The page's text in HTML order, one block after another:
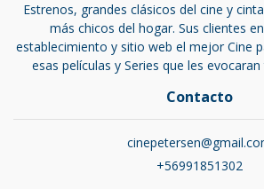
Estrenos, grandes clásicos del cine y
más chicos del hogar. Sus clientes
establecimiento y sitio web el mejor Cine
esas películas y Series que les
Contacto
+56991851302